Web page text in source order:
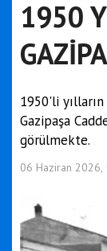
1950
1950'li
Gazipaşa
görülmekte.
06 Haziran 2026,